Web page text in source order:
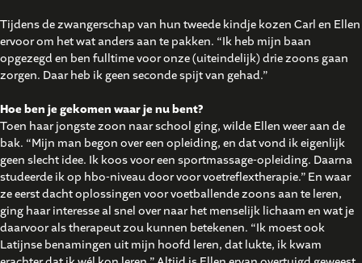
Tijdens de zwangerschap van hun tweede kindje kozen Carl en Ellen
ervoor om het wat anders aan te pakken. “Ik heb mijn baan
opgezegd en ben fulltime voor onze (uiteindelijk) drie zoons gaan
zorgen. Daar heb ik geen seconde spijt van gehad.”
Hoe ben je gekomen waar je nu bent?
Toen haar jongste zoon naar school ging, wilde Ellen weer aan de
bak. “Mijn man begon over een opleiding, en dat vond ik eigenlijk
geen slecht idee. Ik koos voor een sportmassage-opleiding. Daarna
studeerde ik op hbo-niveau door voor voetreflextherapie.” En waar
ze eerst dacht oplossingen voor voetballende zoons aan te leren,
ging haar interesse al snel over naar het menselijk lichaam en wat je
daarvoor als therapeut zou kunnen betekenen. “Ik moest ook
Latijnse benamingen uit mijn hoofd leren, dat lukte, ik kwam